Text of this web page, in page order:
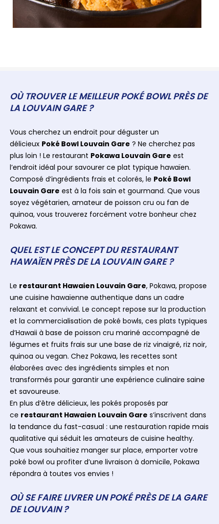
OÙ TROUVER LE MEILLEUR POKÉ BOWL PRÈS DE
LA LOUVAIN GARE ?
Vous cherchez un endroit pour déguster un
délicieux Poké Bowl Louvain Gare ? Ne cherchez pas
plus loin ! Le restaurant Pokawa Louvain Gare est
l’endroit idéal pour savourer ce plat typique hawaïen.
Composé d’ingrédients frais et colorés, le Poké Bowl
Louvain Gare est à la fois sain et gourmand. Que vous
soyez végétarien, amateur de poisson cru ou fan de
quinoa, vous trouverez forcément votre bonheur chez
Pokawa.
QUEL EST LE CONCEPT DU RESTAURANT
HAWAÏEN PRÈS DE LA LOUVAIN GARE ?
Le restaurant Hawaien Louvain Gare, Pokawa, propose
une cuisine hawaïenne authentique dans un cadre
relaxant et convivial. Le concept repose sur la production
et la commercialisation de poké bowls, ces plats typiques
d’Hawaii à base de poisson cru mariné accompagné de
légumes et fruits frais sur une base de riz vinaigré, riz noir,
quinoa ou vegan. Chez Pokawa, les recettes sont
élaborées avec des ingrédients simples et non
transformés pour garantir une expérience culinaire saine
et savoureuse.
En plus d’être délicieux, les pokés proposés par
ce restaurant Hawaien Louvain Gare s’inscrivent dans
la tendance du fast-casual : une restauration rapide mais
qualitative qui séduit les amateurs de cuisine healthy.
Que vous souhaitiez manger sur place, emporter votre
poké bowl ou profiter d’une livraison à domicile, Pokawa
répondra à toutes vos envies !
OÙ SE FAIRE LIVRER UN POKÉ PRÈS DE LA GARE
DE LOUVAIN ?